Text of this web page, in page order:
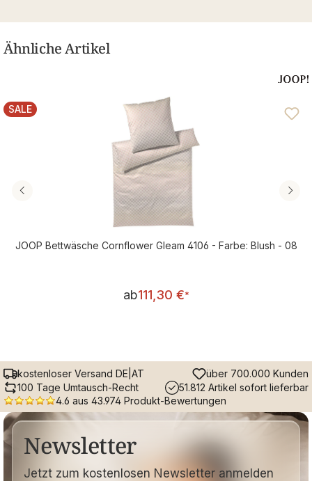
Ähnliche Artikel
RABATT
SALE
JOOP Bettwäsche Cornflower Gleam 4106 - Farbe: Blush - 08
Regulärer Preis:
ab111,30 €*
kostenloser Versand DE|AT
über 700.000 Kunden
100 Tage Umtausch-Recht
51.812 Artikel sofort lieferbar
4.6 aus 43.974 Produkt-Bewertungen
Newsletter
Jetzt zum kostenlosen Newsletter anmelden